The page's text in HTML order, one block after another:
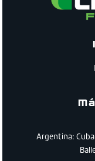
Argentina: